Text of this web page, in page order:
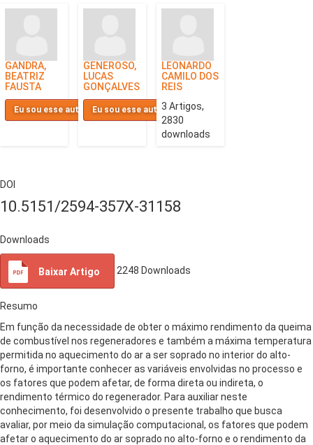
GANDRA,
BEATRIZ
FAUSTA
Eu sou esse autor
GENEROSO,
LUCAS
GONÇALVES
Eu sou esse autor
LEONARDO
CAMILO DOS
REIS
3 Artigos,
2830
downloads
DOI
10.5151/2594-357X-31158
Downloads
Baixar Artigo 2248 Downloads
Resumo
Em função da necessidade de obter o máximo rendimento da queima
de combustível nos regeneradores e também a máxima temperatura
permitida no aquecimento do ar a ser soprado no interior do alto-
forno, é importante conhecer as variáveis envolvidas no processo e
os fatores que podem afetar, de forma direta ou indireta, o
rendimento térmico do regenerador. Para auxiliar neste
conhecimento, foi desenvolvido o presente trabalho que busca
avaliar, por meio da simulação computacional, os fatores que podem
afetar o aquecimento do ar soprado no alto-forno e o rendimento da